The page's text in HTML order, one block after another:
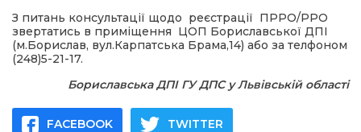
З питань консультації щодо реєстрації ПРРО/РРО
звертатись в приміщення ЦОП Бориславської ДПІ
(м.Борислав, вул.Карпатська Брама,14) або за телфоном
(248)5-21-17.
Бориславська ДПІ ГУ ДПС у Львівській області
FACEBOOK TWITTER